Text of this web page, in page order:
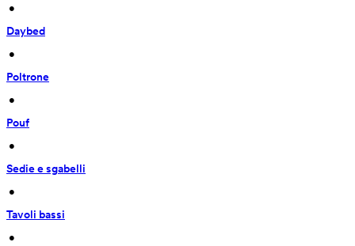
•
Daybed
•
Poltrone
•
Pouf
•
Sedie e sgabelli
•
Tavoli bassi
•